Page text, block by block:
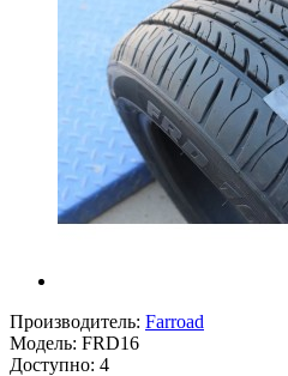
Производитель: Farroad
Модель: FRD16
Доступно: 4